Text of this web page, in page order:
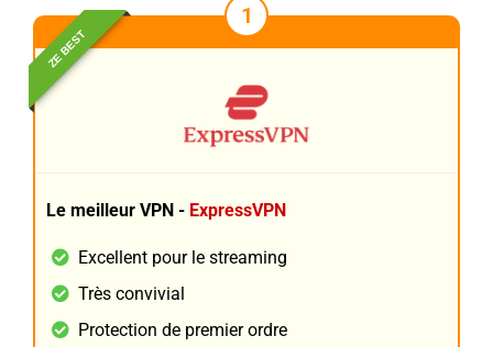
ZE BEST
1
Le meilleur VPN - ExpressVPN
Excellent pour le streaming
Très convivial
Protection de premier ordre